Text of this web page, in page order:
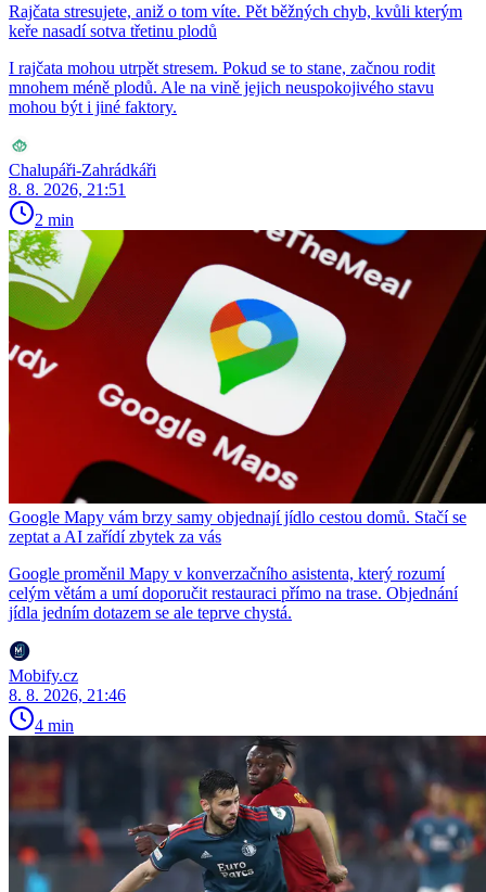
Rajčata stresujete, aniž o tom víte. Pět běžných chyb, kvůli kterým
keře nasadí sotva třetinu plodů
I rajčata mohou utrpět stresem. Pokud se to stane, začnou rodit
mnohem méně plodů. Ale na vině jejich neuspokojivého stavu
mohou být i jiné faktory.
Chalupáři-Zahrádkáři
8. 8. 2026, 21:51
2 min
Google Mapy vám brzy samy objednají jídlo cestou domů. Stačí se
zeptat a AI zařídí zbytek za vás
Google proměnil Mapy v konverzačního asistenta, který rozumí
celým větám a umí doporučit restauraci přímo na trase. Objednání
jídla jedním dotazem se ale teprve chystá.
Mobify.cz
8. 8. 2026, 21:46
4 min